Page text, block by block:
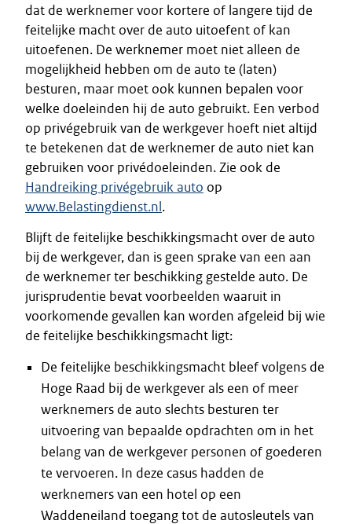
dat de werknemer voor kortere of langere tijd de
feitelijke macht over de auto uitoefent of kan
uitoefenen. De werknemer moet niet alleen de
mogelijkheid hebben om de auto te (laten)
besturen, maar moet ook kunnen bepalen voor
welke doeleinden hij de auto gebruikt. Een verbod
op privégebruik van de werkgever hoeft niet altijd
te betekenen dat de werknemer de auto niet kan
gebruiken voor privédoeleinden. Zie ook de
Handreiking privégebruik auto op
www.Belastingdienst.nl .
Blijft de feitelijke beschikkingsmacht over de auto
bij de werkgever, dan is geen sprake van een aan
de werknemer ter beschikking gestelde auto. De
jurisprudentie bevat voorbeelden waaruit in
voorkomende gevallen kan worden afgeleid bij wie
de feitelijke beschikkingsmacht ligt:
De feitelijke beschikkingsmacht bleef volgens de
Hoge Raad bij de werkgever als een of meer
werknemers de auto slechts besturen ter
uitvoering van bepaalde opdrachten om in het
belang van de werkgever personen of goederen
te vervoeren. In deze casus hadden de
werknemers van een hotel op een
Waddeneiland toegang tot de autosleutels van